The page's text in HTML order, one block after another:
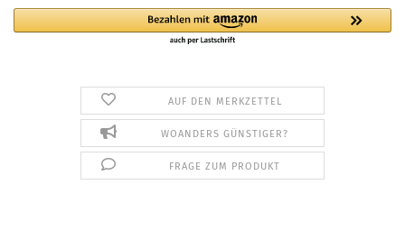
AUF DEN MERKZETTEL
WOANDERS GÜNSTIGER?
FRAGE ZUM PRODUKT